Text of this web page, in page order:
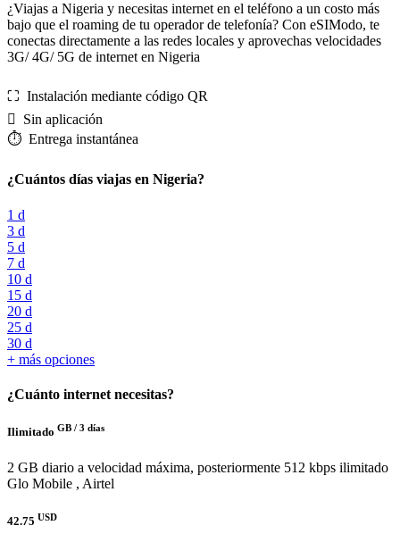
¿Viajas a Nigeria y necesitas internet en el teléfono a un costo más
bajo que el roaming de tu operador de telefonía? Con eSIModo, te
conectas directamente a las redes locales y aprovechas velocidades
3G/ 4G/ 5G de internet en Nigeria
⛶️️ Instalación mediante código QR
️ Sin aplicación
⏱️️ Entrega instantánea
¿Cuántos días viajas en Nigeria?
1 d
3 d
5 d
7 d
10 d
15 d
20 d
25 d
30 d
+ más opciones
¿Cuánto internet necesitas?
Ilimitado GB / 3 días
2 GB diario a velocidad máxima, posteriormente 512 kbps ilimitado
Glo Mobile , Airtel
42.75 USD